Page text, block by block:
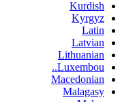
Kurdish
Kyrgyz
Latin
Latvian
Lithuanian
Luxembou..
Macedonian
Malagasy